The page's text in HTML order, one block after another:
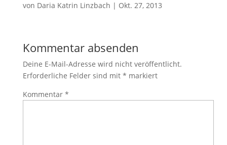
von Daria Katrin Linzbach | Okt. 27, 2013
Kommentar absenden
Deine E-Mail-Adresse wird nicht veröffentlicht.
Erforderliche Felder sind mit * markiert
Kommentar *